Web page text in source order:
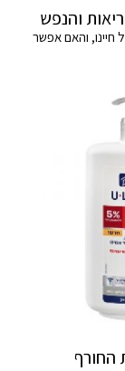
והנפש
חיינו, והאם אפשר
החורף